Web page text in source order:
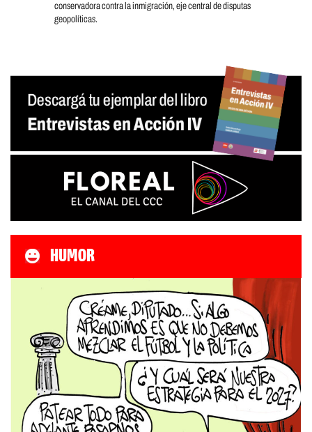
conservadora contra la inmigración, eje central de disputas
geopolíticas.
HUMOR